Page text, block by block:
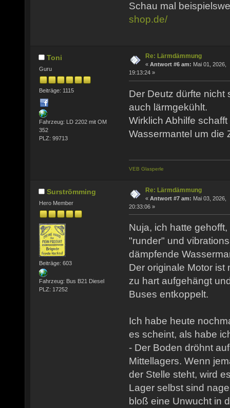
Schau mal
shop.de/
Toni
Guru
Beiträge: 1115
Fahrzeug: LD 2202 mit OM
352
PLZ: 99713
Re: Lärmdämmung
« Antwort #6 am: Mai 01, 2026,
19:13:24 »
Der Deutz dürfte nicht
auch lärmgekühlt.
Wirklich Abhilfe
Wassermantel um
VEB Glasperle
Surströmming
Hero Member
Beiträge: 603
Fahrzeug: Bus B21 Diesel
PLZ: 17252
Re: Lärmdämmung
« Antwort #7 am: Mai 03, 2026,
20:33:06 »
Nuja, ich hatte
"runder" und
dämpfende
Der originale Motor ist
zu hart aufgehängt
Buses entkoppelt.
Ich habe heute
es scheint, als habe
- Der Boden dröhnt
Mittellagers. Wenn
der Stelle steht, wird
Lager selbst sind
bloß eine Unwucht in